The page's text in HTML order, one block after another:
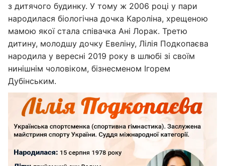
з дитячого будинку. У тому ж 2006 році у пари
народилася біологічна дочка Кароліна, хрещеною
мамою якої стала співачка Ані Лорак. Третю
дитину, молодшу дочку Евеліну, Лілія Подкопаєва
народила у вересні 2019 року в шлюбі зі своїм
нинішнім чоловіком, бізнесменом Ігорем
Дубінським.